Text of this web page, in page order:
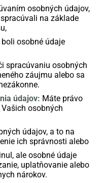
osobných údajov,
na základe
boli osobné údaje
spracúvaniu osobných
záujmu alebo sa
údajov: Máte právo
osobných
údajov, a to na
ich správnosti alebo
ale osobné údaje
uplatňovanie alebo
nárokov.